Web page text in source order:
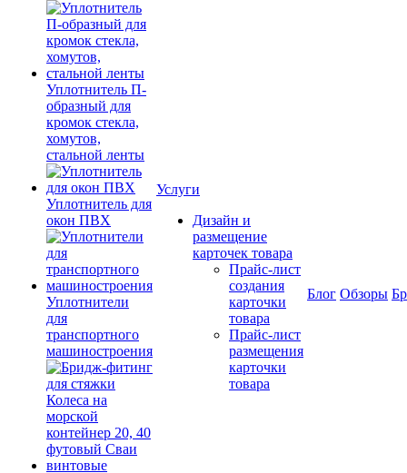
Уплотнитель П-
образный для
кромок стекла,
хомутов,
стальной ленты
Уплотнитель для
окон ПВХ
Уплотнители
для
транспортного
машиностроения
Услуги
Дизайн и
размещение
карточек товара
Прайс-лист
создания
карточки
товара
Прайс-лист
размещения
карточки
товара
Блог Обзоры